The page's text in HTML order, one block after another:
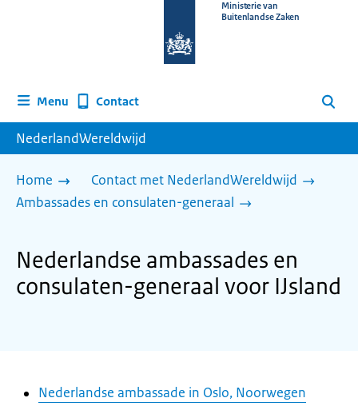
homepage
Ministerie van
Buitenlandse Zaken
Menu Contact Zoeken
NederlandWereldwijd
Home
Contact met NederlandWereldwijd
Ambassades en consulaten-generaal
Nederlandse ambassades en
consulaten-generaal voor IJsland
Nederlandse ambassade in Oslo, Noorwegen